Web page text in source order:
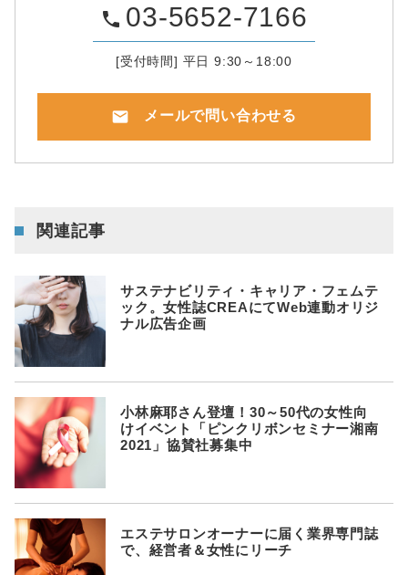
phone 03-5652-7166
[受付時間] 平日 9:30～18:00
mail メールで問い合わせる
関連記事
サステナビリティ・キャリア・フェムテ
ック。女性誌CREAにてWeb連動オリジ
ナル広告企画
小林麻耶さん登壇！30～50代の女性向
けイベント「ピンクリボンセミナー湘南
2021」協賛社募集中
エステサロンオーナーに届く業界専門誌
で、経営者＆女性にリーチ